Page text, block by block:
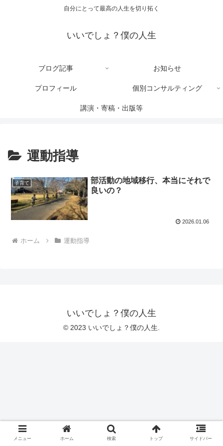
自分にとって最高の人生を切り拓く
いいでしょ？僕の人生
ブログ記事 お知らせ
プロフィール 個別コンサルティング
講演・寄稿・出版等
運動指導
子育て
部活動の地域移行、本当にそれで
良いの？
2026.01.06
ホーム 運動指導
いいでしょ？僕の人生
© 2023 いいでしょ？僕の人生.
メニュー ホーム 検索 トップ サイドバー